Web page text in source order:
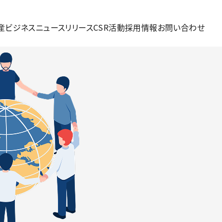
ビジネスニュースリリースCSR活動採用情報お問い合わせ